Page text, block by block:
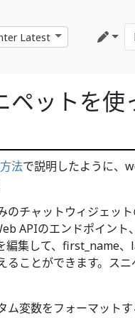
ットを使
法で説明したように、
のチャットウィジェッ
APIのエンドポイン
編集して、first_name
ることができます。ス
変数をフォーマットす